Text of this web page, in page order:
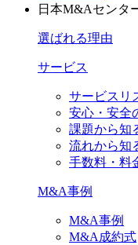
日本M&Aセンタ
選ばれる理由
サービス
サービスリ
安心・安全
課題から知
流れから知
手数料・料
M&A事例
M&A事例
M&A成約式